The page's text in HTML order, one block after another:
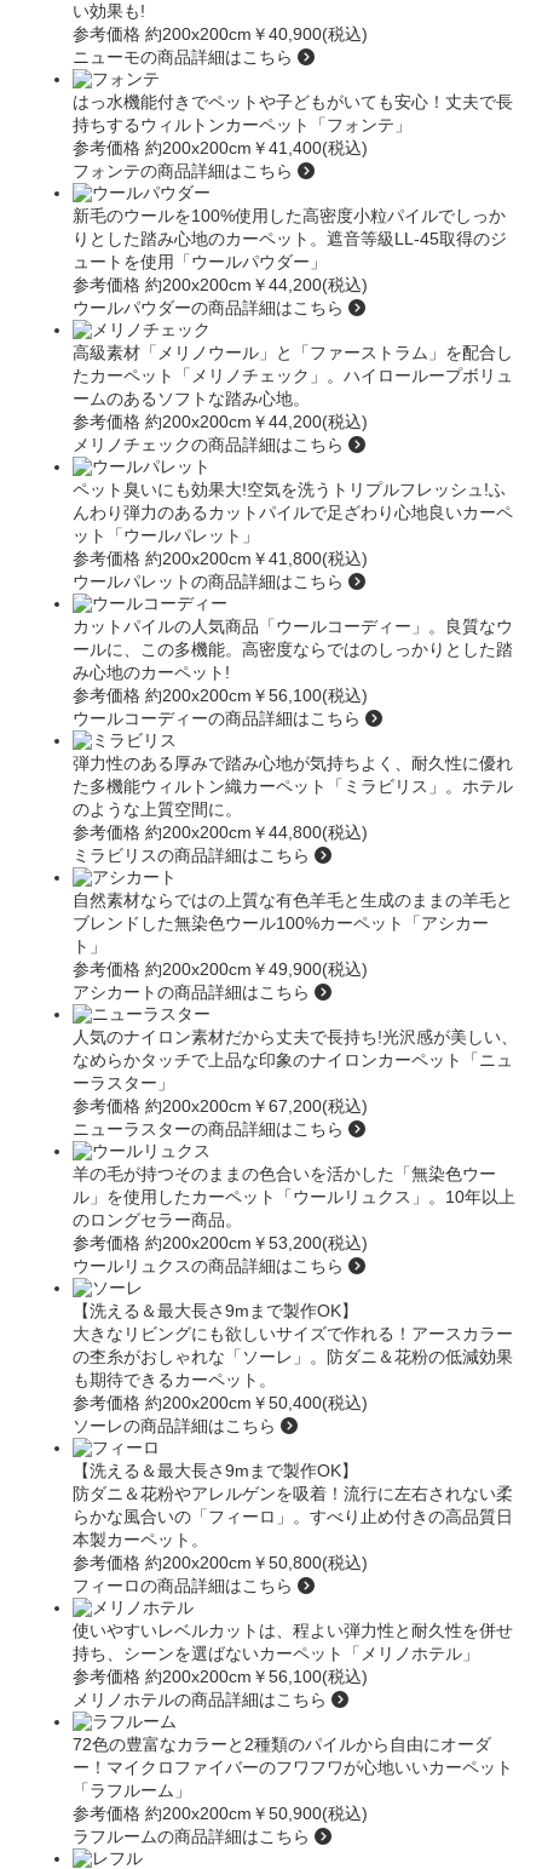
い効果も!
参考価格 約200x200cm ￥40,900(税込)
ニューモの商品詳細はこちら
はっ水機能付きでペットや子どもがいても安心！丈夫で長
持ちするウィルトンカーペット
「フォンテ」
参考価格 約200x200cm ￥41,400(税込)
フォンテの商品詳細はこちら
新毛のウールを100%使用した高密度小粒パイルでしっか
りとした踏み心地のカーペット。遮音等級LL-45取得のジ
ュートを使用
「ウールパウダー」
参考価格 約200x200cm ￥44,200(税込)
ウールパウダーの商品詳細はこちら
高級素材「メリノウール」と「ファーストラム」を配合し
たカーペット
「メリノチェック」
。ハイローループボリュ
ームのあるソフトな踏み心地。
参考価格 約200x200cm ￥44,200(税込)
メリノチェックの商品詳細はこちら
ペット臭いにも効果大!空気を洗うトリプルフレッシュ!ふ
んわり弾力のあるカットパイルで足ざわり心地良いカーペ
ット
「ウールパレット」
参考価格 約200x200cm ￥41,800(税込)
ウールパレットの商品詳細はこちら
カットパイルの人気商品 「ウールコーディー」
。良質なウ
ールに、この多機能。高密度ならではのしっかりとした踏
み心地のカーペット!
参考価格 約200x200cm ￥56,100(税込)
ウールコーディーの商品詳細はこちら
弾力性のある厚みで踏み心地が気持ちよく、耐久性に優れ
た多機能ウィルトン織カーペット
「ミラビリス」
。ホテル
のような上質空間に。
参考価格 約200x200cm ￥44,800(税込)
ミラビリスの商品詳細はこちら
自然素材ならではの上質な有色羊毛と生成のままの羊毛と
ブレンドした無染色ウール100%カーペット
「アシカー
ト」
参考価格 約200x200cm ￥49,900(税込)
アシカートの商品詳細はこちら
人気のナイロン素材だから丈夫で長持ち!光沢感が美しい、
なめらかタッチで上品な印象のナイロンカーペット
「ニュ
ーラスター」
参考価格 約200x200cm ￥67,200(税込)
ニューラスターの商品詳細はこちら
羊の毛が持つそのままの色合いを活かした「無染色ウー
ル」を使用したカーペット
「ウールリュクス」
。10年以上
のロングセラー商品。
参考価格 約200x200cm ￥53,200(税込)
ウールリュクスの商品詳細はこちら
【洗える＆最大長さ9mまで製作OK】
大きなリビングにも欲しいサイズで作れる！アースカラー
の杢糸がおしゃれな 「ソーレ」
。防ダニ＆花粉の低減効果
も期待できるカーペット。
参考価格 約200x200cm ￥50,400(税込)
ソーレの商品詳細はこちら
【洗える＆最大長さ9mまで製作OK】
防ダニ＆花粉やアレルゲンを吸着！流行に左右されない柔
らかな風合いの 「フィーロ」
。すべり止め付きの高品質日
本製カーペット。
参考価格 約200x200cm ￥50,800(税込)
フィーロの商品詳細はこちら
使いやすいレベルカットは、程よい弾力性と耐久性を併せ
持ち、シーンを選ばないカーペット
「メリノホテル」
参考価格 約200x200cm ￥56,100(税込)
メリノホテルの商品詳細はこちら
72色の豊富なカラーと2種類のパイルから自由にオーダ
ー！マイクロファイバーのフワフワが心地いいカーペット
「ラフルーム」
参考価格 約200x200cm ￥50,900(税込)
ラフルームの商品詳細はこちら